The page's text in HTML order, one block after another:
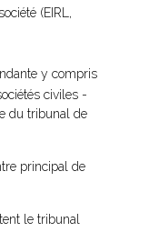
(EIRL,
y compris
civiles -
du tribunal de
principal de
le tribunal